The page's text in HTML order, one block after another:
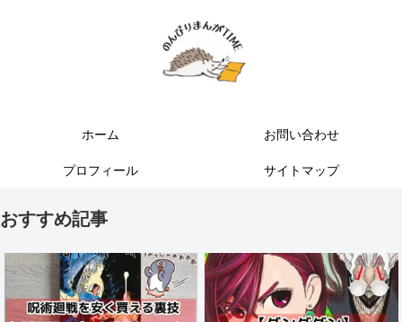
ホーム お問い合わせ
プロフィール サイトマップ
おすすめ記事